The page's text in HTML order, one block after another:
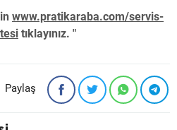
www.pratikaraba.com/servis-
tıklayınız. "
Paylaş